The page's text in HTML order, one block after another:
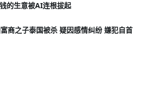
的生意被AI连根拔起
商之子泰国被杀 疑因感情纠纷 嫌犯自首